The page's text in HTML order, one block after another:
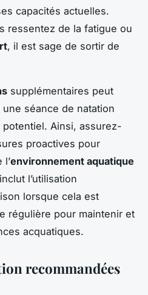
capacités actuelles.
ressentez de la fatigue ou
, il est sage de sortir de
supplémentaires peut
séance de natation
Ainsi, assurez-
proactives pour
l’environnement aquatique
l’utilisation
lorsque cela est
régulière pour maintenir et
acquatiques.
recommandées